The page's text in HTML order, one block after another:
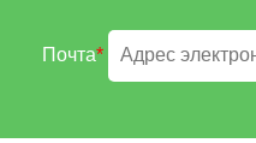
Почта*